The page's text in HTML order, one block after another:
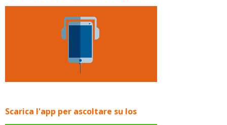
Scarica l'app per ascoltare su Ios